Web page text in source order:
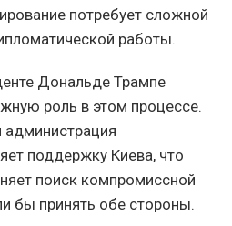
потребует сложной
работы.
Дональде Трампе
роль в этом процессе.
поддержку Киева, что
поиск компромиссной
бы принять обе стороны.